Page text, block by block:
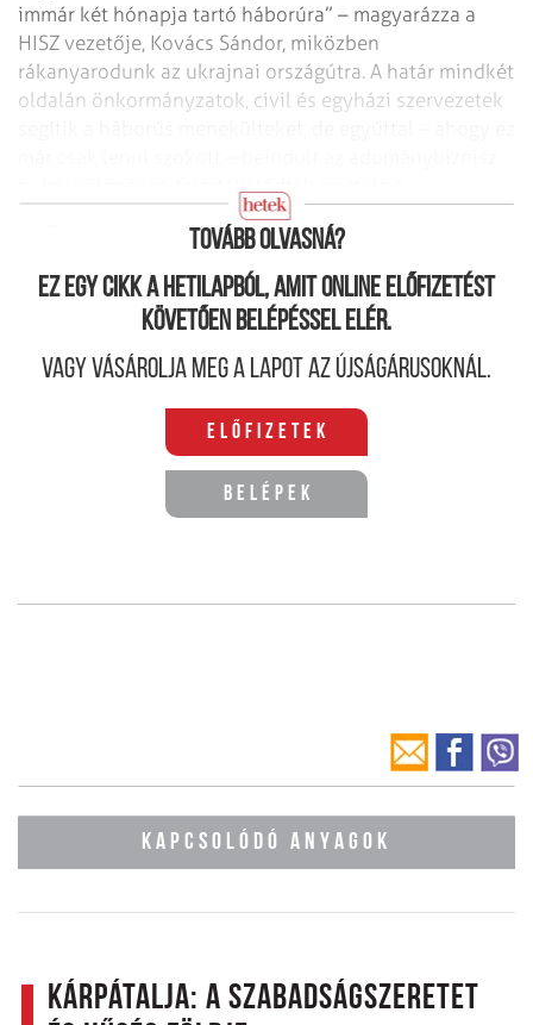
immár két hónapja tartó háborúra” – magyarázza a
HISZ vezetője, Kovács Sándor, miközben
rákanyarodunk az ukrajnai országútra. A határ mindkét
oldalán önkormányzatok, civil és egyházi szervezetek
Tovább olvasná?
Ez egy cikk a hetilapból, amit online előfizetést
követően belépéssel elér.
Vagy vásárolja meg a lapot az újságárusoknál.
Előfizetek
Belépek
KAPCSOLÓDÓ ANYAGOK
Kárpátalja: A szabadságszeretet